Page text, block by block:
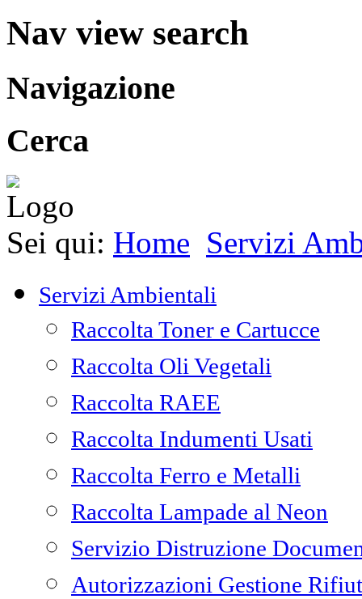
Nav view search
Navigazione
Cerca
Sei qui: Home Servizi
Servizi Ambientali
Raccolta Toner e Cartucce
Raccolta Oli Vegetali
Raccolta RAEE
Raccolta Indumenti Usati
Raccolta Ferro e Metalli
Raccolta Lampade al Neon
Servizio Distruzione
Autorizzazioni Gestione